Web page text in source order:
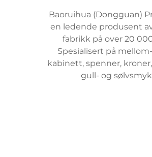
Baoruihua (Dongguan)
en ledende produsent
fabrikk på over 20
Spesialisert på
kabinett, spenner,
gull- og